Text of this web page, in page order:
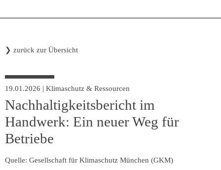
❯ zurück zur Übersicht
19.01.2026 | Klimaschutz & Ressourcen
Nachhaltigkeitsbericht im
Handwerk: Ein neuer Weg für
Betriebe
Quelle: Gesellschaft für Klimaschutz München (GKM)